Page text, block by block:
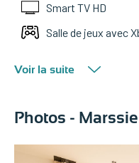
Smart TV HD
Salle de jeux avec
Voir la suite
Photos -